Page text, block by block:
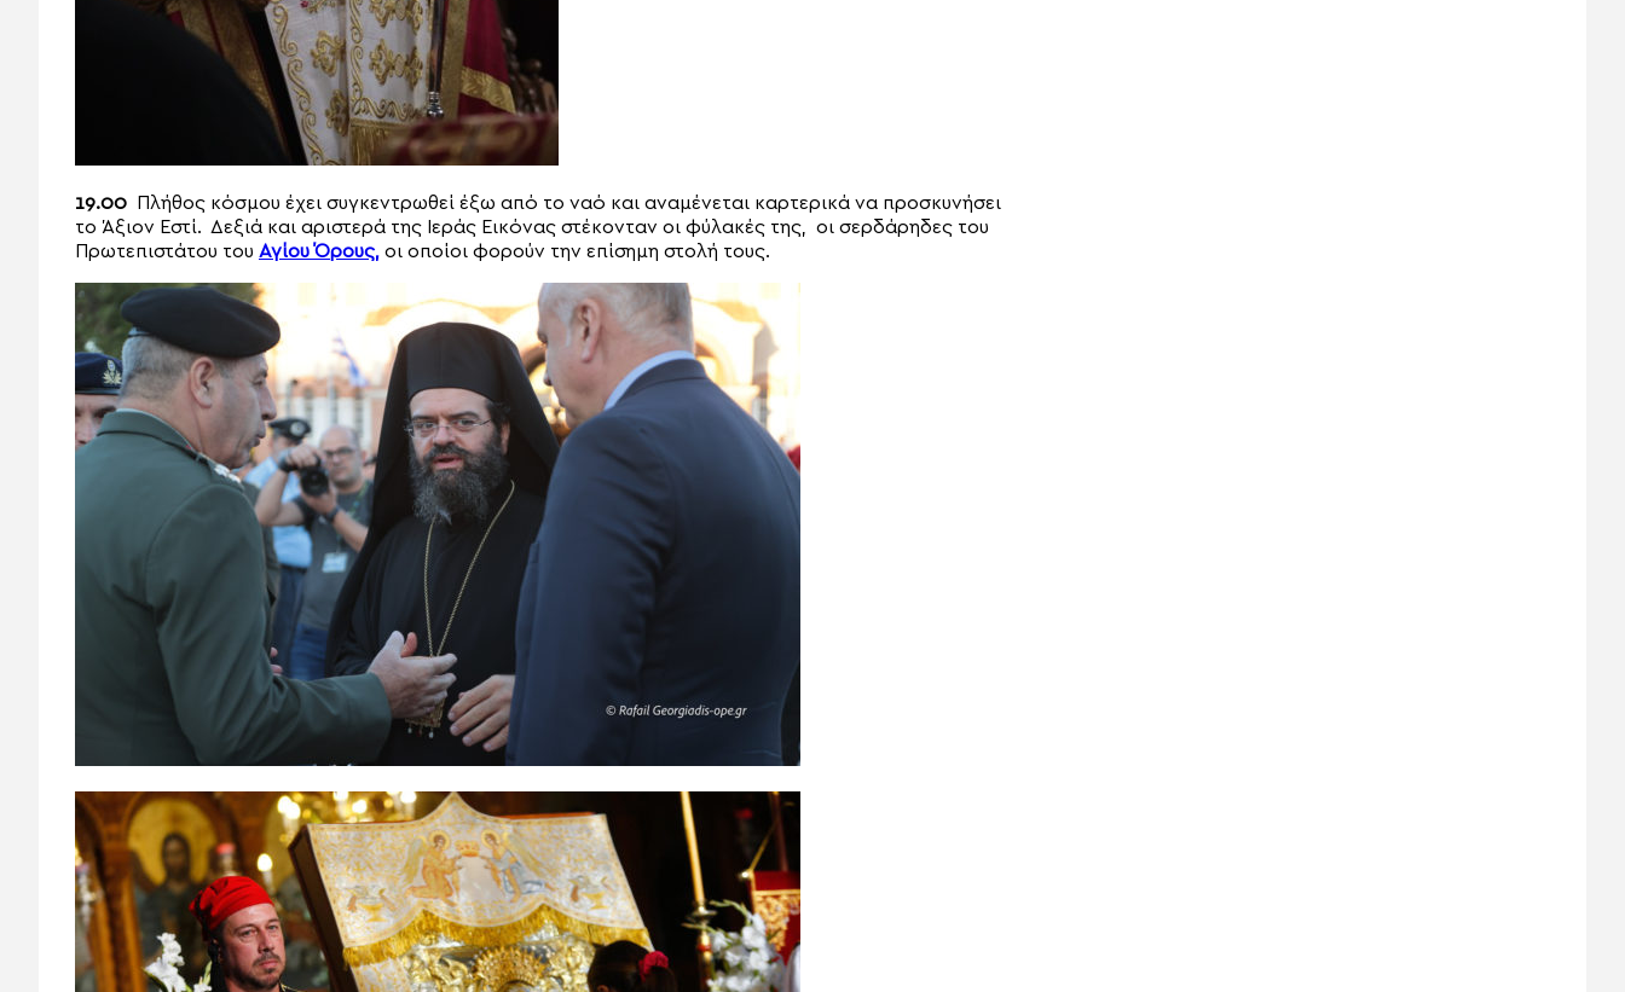
19.00
Πλήθος κόσμου έχει συγκεντρωθεί έξω από το ναό και αναμένεται καρτερικά να προσκυνήσει
το Άξιον Εστί. Δεξιά και αριστερά της Ιεράς Εικόνας στέκονταν οι φύλακές της, οι σερδάρηδες του
Πρωτεπιστάτου του Αγίου Όρους, οι οποίοι φορούν την επίσημη στολή τους.